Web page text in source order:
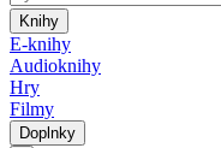
Knihy
E-knihy
Audioknihy
Hry
Filmy
Doplnky